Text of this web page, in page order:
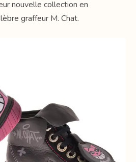
nouvelle collection en
graffeur M. Chat.